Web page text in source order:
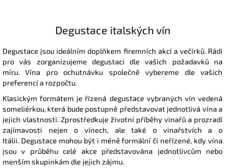
Degustace italských vín
Degustace jsou ideálním doplňkem firemních akcí a večírků. Rádi
pro vás zorganizujeme degustaci dle vašich požadavků na
míru. Vína pro ochutnávku společně vybereme dle vašich
preferencí a rozpočtu.
Klasickým formátem je řízená degustace vybraných vín vedená
someliérkou, která bude postupně představovat jednotlivá vína a
jejich vlastnosti. Zprostředkuje životní příběhy vinařů a prozradí
zajímavosti nejen o vínech, ale také o vinařstvích a o
Itálii. Degustace mohou být i méně formální či neřízené, kdy vína
jsou v průběhu celé akce představována jednotlivcům nebo
menším skupinkám dle jejich zájmu.